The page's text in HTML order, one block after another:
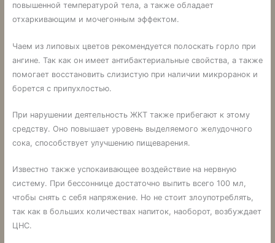
повышенной температурой тела, а также обладает
отхаркивающим и мочегонным эффектом.
Чаем из липовых цветов рекомендуется полоскать горло при
ангине. Так как он имеет антибактериальные свойства, а также
помогает восстановить слизистую при наличии микроранок и
борется с припухлостью.
При нарушении деятельность ЖКТ также прибегают к этому
средству. Оно повышает уровень выделяемого желудочного
сока, способствует улучшению пищеварения.
Известно также успокаивающее воздействие на нервную
систему. При бессоннице достаточно выпить всего 100 мл,
чтобы снять с себя напряжение. Но не стоит злоупотреблять,
так как в больших количествах напиток, наоборот, возбуждает
ЦНС.